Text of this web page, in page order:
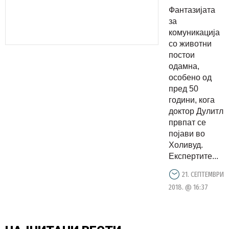
помеѓу
луѓето и
животните
Фантазијата
за
комуникација
со животни
постои
одамна,
особено од
пред 50
години, кога
доктор Дулитл
првпат се
појави во
Холивуд.
Експертите...
21. СЕПТЕМВРИ
2018. @ 16:37